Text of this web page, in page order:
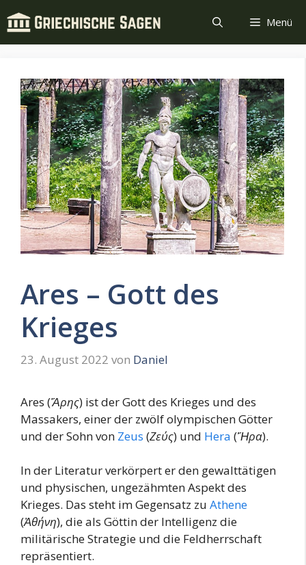
Inhalt
springen
Menü
Ares – Gott des
Krieges
23. August 2022 von Daniel
Ares (Ἄρης) ist der Gott des Krieges und des
Massakers, einer der zwölf olympischen Götter
und der Sohn von Zeus (Ζεύς) und Hera (Ἥρα).
In der Literatur verkörpert er den gewalttätigen
und physischen, ungezähmten Aspekt des
Krieges. Das steht im Gegensatz zu Athene
(Ἀθήνη), die als Göttin der Intelligenz die
militärische Strategie und die Feldherrschaft
repräsentiert.